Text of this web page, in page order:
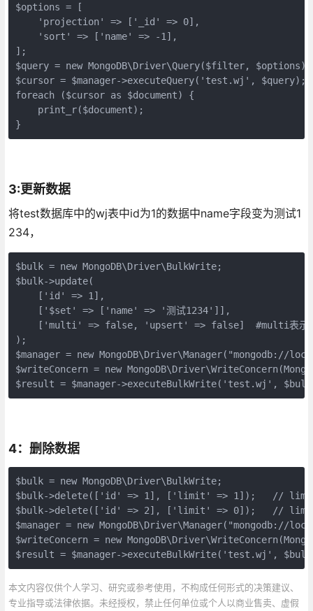
$options = [
    'projection' => ['_id' => 0],
    'sort' => ['name' => -1],
];
$query = new MongoDB\Driver\Query($filter, $options);
$cursor = $manager->executeQuery('test.wj', $query);
foreach ($cursor as $document) {
    print_r($document);
}
3:更新数据
将test数据库中的wj表中id为1的数据中name字段变为测试1
234，
$bulk = new MongoDB\Driver\BulkWrite;
$bulk->update(
    ['id' => 1],
    ['$set' => ['name' => '测试1234']],
['multi' => false, 'upsert' => false]  #multi表示只
);
$manager = new MongoDB\Driver\Manager("mongodb://
$writeConcern = new
$result = $manager->executeBulkWrite('test.wj',
4：删除数据
$bulk = new MongoDB\Driver\BulkWrite;
$bulk->delete(['id' => 1], ['limit' => 1]);   // limit 为
$bulk->delete(['id' => 2], ['limit' => 0]);   // limit 为
$manager = new MongoDB\Driver\Manager("mongodb://
$writeConcern = new
$result = $manager->executeBulkWrite('test.wj',
本文内容仅供个人学习、研究或参考使用，不构成任何形式的决策建议、
专业指导或法律依据。未经授权，禁止任何单位或个人以商业售卖、虚假